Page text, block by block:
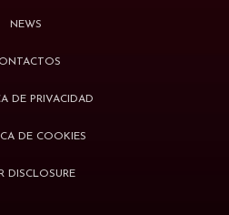
NEWS
DE PRIVACIDAD
DE COOKIES
DISCLOSURE